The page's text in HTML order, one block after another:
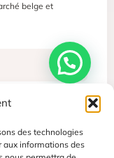
des technologies
aux informations des
pouvant
quartier du